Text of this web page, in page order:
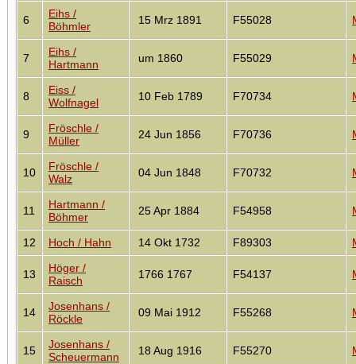
6
Eihs /
Böhmler
15 Mrz 1891 F55028
7
Eihs /
Hartmann
um 1860 F55029
8
Eiss /
Wolfnagel
10 Feb 1789 F70734
9
Fröschle /
Müller
24 Jun 1856 F70736
10
Fröschle /
Walz
04 Jun 1848 F70732
11
Hartmann /
Böhmer
25 Apr 1884 F54958
12 Hoch / Hahn 14 Okt 1732 F89303
13
Höger /
Raisch
1766 1767 F54137
14
Josenhans /
Röckle
09 Mai 1912 F55268
15
Josenhans /
Scheuermann
18 Aug 1916 F55270